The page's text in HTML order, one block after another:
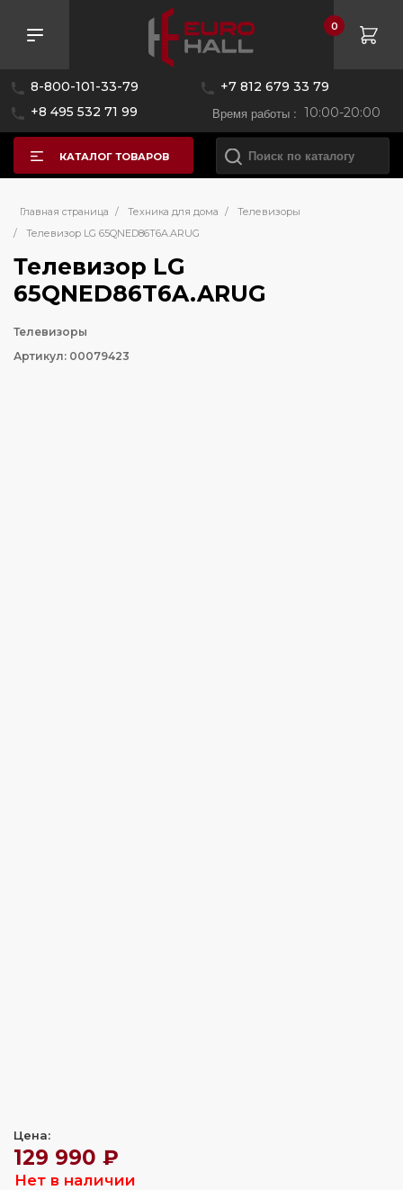
8-800-101-33-79
+7 812 679 33 79
+8 495 532 71 99
Время работы : 10:00-20:00
0
КАТАЛОГ ТОВАРОВ
Главная страница / Техника для дома /
Телевизоры
/
Телевизор LG 65QNED86T6A.ARUG
Телевизор LG
65QNED86T6A.ARUG
Телевизоры
Артикул: 00079423
Цена:
129 990 ₽
Нет в наличии